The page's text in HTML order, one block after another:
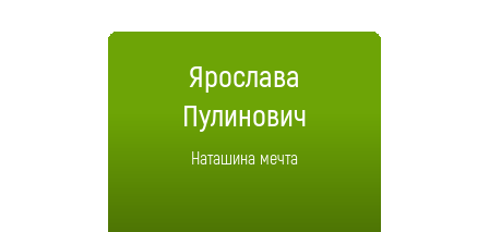
Ярослава
Пулинович
Наташина мечта